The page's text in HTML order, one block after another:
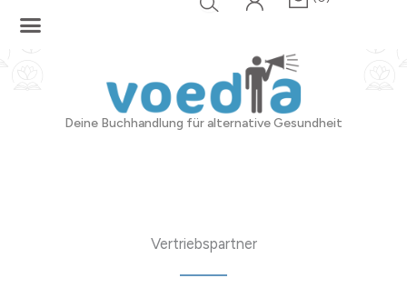
Deine Buchhandlung für alternative Gesundheit
Vertriebspartner